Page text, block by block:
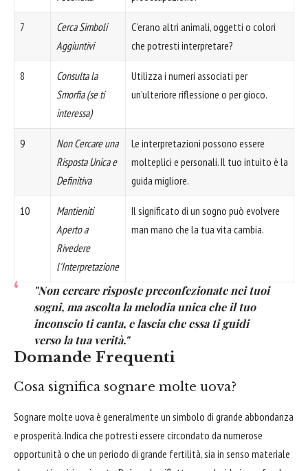
7
Cerca Simboli
Aggiuntivi
C'erano altri animali, oggetti o colori
che potresti interpretare?
8
Consulta la
Smorfia (se ti
interessa)
Utilizza i numeri associati per
un'ulteriore riflessione o per gioco.
9
Non Cercare una
Risposta Unica e
Definitiva
Le interpretazioni possono essere
molteplici e personali. Il tuo intuito è la
guida migliore.
10
Mantieniti
Aperto a
Rivedere
l'Interpretazione
Il significato di un sogno può evolvere
man mano che la tua vita cambia.
"Non cercare risposte preconfezionate nei tuoi
sogni, ma ascolta la melodia unica che il tuo
inconscio ti canta, e lascia che essa ti guidi
verso la tua verità."
Domande Frequenti
Cosa significa sognare molte uova?
Sognare molte uova è generalmente un simbolo di grande abbondanza
e prosperità. Indica che potresti essere circondato da numerose
opportunità o che un periodo di grande fertilità, sia in senso materiale